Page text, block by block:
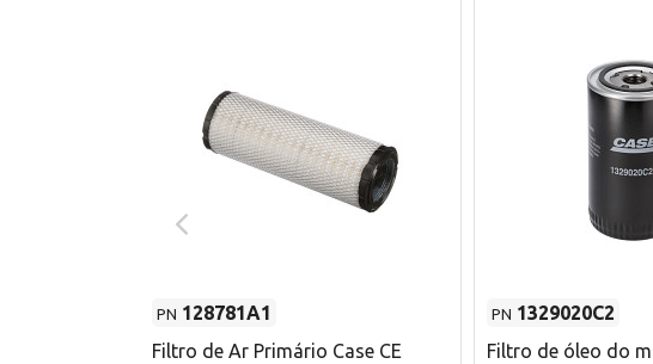
PN 128781A1
Filtro de Ar Primário Case CE
PN 1329020C2
Filtro de óleo do